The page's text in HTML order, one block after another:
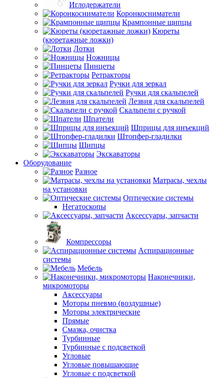
Иглодержатели
Коронкосниматели
Крампонные щипцы
Кюреты
(кюретажные ложки)
Лотки
Ножницы
Пинцеты
Ретракторы
Ручки для зеркал
Ручки для скальпелей
Лезвия для скальпелей
Скальпели с ручкой
Шпатели
Шприцы для инъекций
Штопфер-гладилки
Щипцы
Экскаваторы
Оборудование
Разное
Матрасы, чехлы
на установки
Оптические системы
Негатоскопы
Аксессуары, запчасти
Компрессоры
Аспирационные
системы
Мебель
Наконечники,
микромоторы
Аксессуары
Моторы пневмо (воздушные)
Моторы электрические
Прямые
Смазка, очистка
Турбинные
Турбинные с подсветкой
Угловые
Угловые повышающие
Угловые с подсветкой